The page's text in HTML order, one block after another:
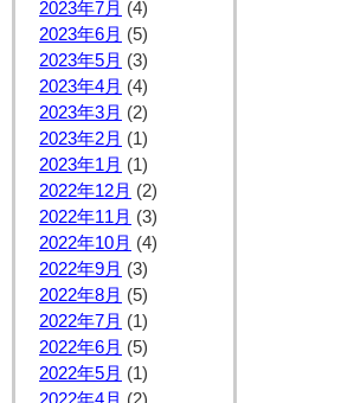
2023年7月 (4)
2023年6月 (5)
2023年5月 (3)
2023年4月 (4)
2023年3月 (2)
2023年2月 (1)
2023年1月 (1)
2022年12月 (2)
2022年11月 (3)
2022年10月 (4)
2022年9月 (3)
2022年8月 (5)
2022年7月 (1)
2022年6月 (5)
2022年5月 (1)